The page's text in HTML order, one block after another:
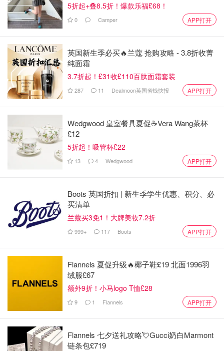
海德堡圣灵大教堂
5折起+叠8.5折！爆款乐福£68！
0 Camper APP打开
英国新生季必买🔥兰蔻 抢购攻略 - 3.8折收菁
纯面霜
3.7折起！£31收£110百肽面霜套装
287 11 Dealmoon英国省钱快报 APP打开
Wedgwood 皇室餐具夏促☕️Vera Wang茶杯
£12
5折起！吸管杯£22
13 4 Wedgwood APP打开
Boots 英国折扣 | 新生季学生优惠、积分、必
买清单
兰蔻买3免1！大牌美妆7.2折
999+ 117 Boots APP打开
Flannels 夏促升级🔥椰子鞋£19 北面1996羽
绒服£67
额外9折！小马logo T恤£28
9 1 Flannels APP打开
Flannels 七夕送礼攻略💘Gucci奶白Marmont
链条包£719